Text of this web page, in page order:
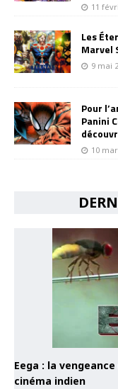
11
Les
Marvel
9 mai
Pour
Panini
10
Eega : la
cinéma indien